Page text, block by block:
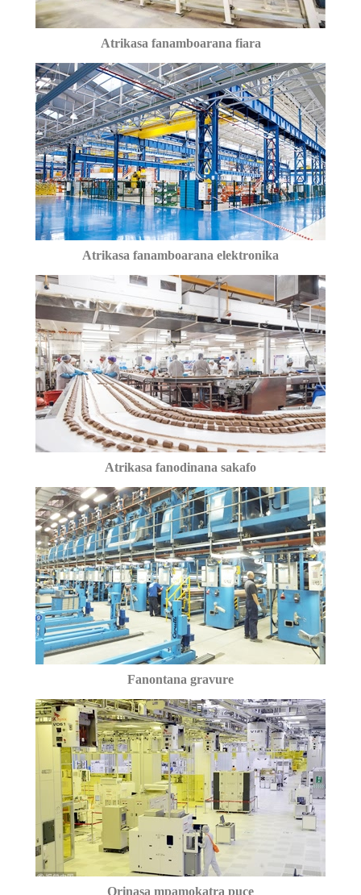
Atrikasa fanamboarana fiara
Atrikasa fanamboarana elektronika
Atrikasa fanodinana sakafo
Fanontana gravure
Orinasa mpamokatra puce